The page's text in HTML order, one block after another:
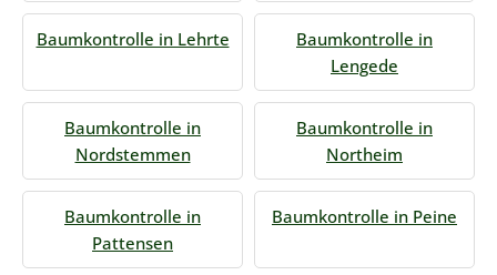
Baumkontrolle in Lehrte
Baumkontrolle in
Lengede
Baumkontrolle in
Nordstemmen
Baumkontrolle in
Northeim
Baumkontrolle in
Pattensen
Baumkontrolle in Peine